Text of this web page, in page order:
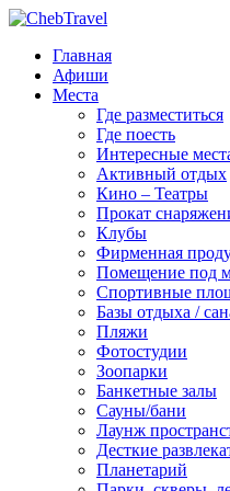
Главная
Афиши
Места
Где разместиться
Где поесть
Интересные
Активный отдых
Кино – Театры
Прокат
Клубы
Фирменная
Помещение под
Спортивные
Базы отдыха /
Пляжи
Фотостудии
Зоопарки
Банкетные залы
Сауны/бани
Лаунж
Десткие
Планетарий